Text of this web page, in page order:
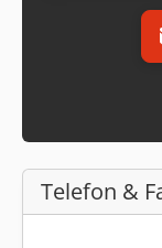
Telefon &